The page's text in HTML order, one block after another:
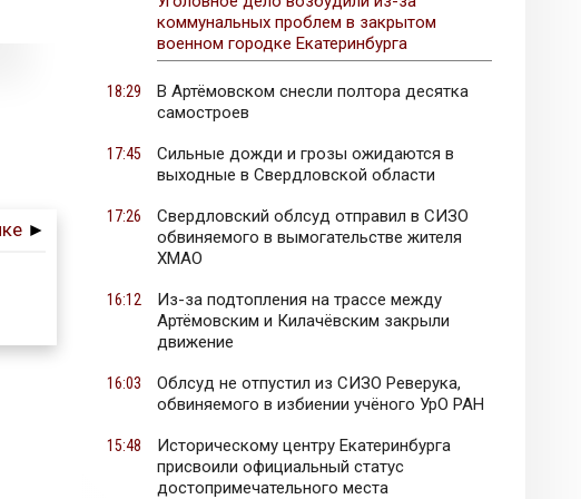
►
коммунальных проблем в закрытом
военном городке Екатеринбурга
18:29
В Артёмовском снесли полтора десятка
самостроев
17:45
Сильные дожди и грозы ожидаются в
выходные в Свердловской области
17:26
Свердловский облсуд отправил в СИЗО
обвиняемого в вымогательстве жителя
ХМАО
16:12
Из-за подтопления на трассе между
Артёмовским и Килачёвским закрыли
движение
16:03
Облсуд не отпустил из СИЗО Реверука,
обвиняемого в избиении учёного УрО РАН
15:48
Историческому центру Екатеринбурга
присвоили официальный статус
достопримечательного места